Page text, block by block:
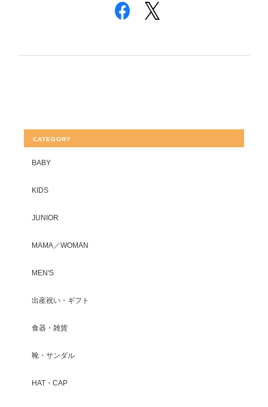
CATEGORY
BABY
KIDS
JUNIOR
MAMA／WOMAN
MEN'S
出産祝い・ギフト
食器・雑貨
靴・サンダル
HAT・CAP